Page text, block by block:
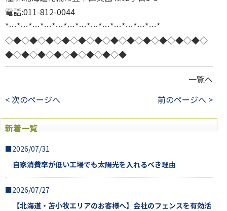
電話:011-812-0044
*…*…*…*…*…*…*…*…*…*…*…*…*…*
◇◆◇◆◇◆◇◆◇◆◇◆◇◆◇◆◇◆◇◆◇◆◇◆◇
◆◇◆◇◆◇◆◇◆◇◆◇◆◇◆
一覧へ
< 次のページへ
前のページへ >
新着一覧
■2026/07/31
自家消費率が低い工場でも太陽光を入れるべき理由
■2026/07/27
【北海道・苫小牧エリアのお客様へ】会社のフェンスを有効活